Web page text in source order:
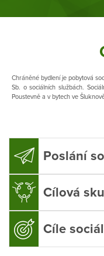
Chráněné bydlení je pobytová
Sb. o sociálních službách.
Poustevně a v bytech ve
Poslání
Cílová
Cíle